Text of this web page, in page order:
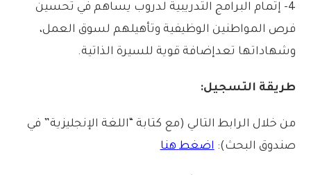
4- إتمام البرامج التدريبية لدروب يساهم في تحسين
فرص المواطنين الوظيفية وتأهيلهم لسوق العمل،
وشهاداتها تعدإضافة قوية للسيرة الذاتية.
طريقة التسجيل:
من خلال الرابط التالي (مع كتابة “اللغة الإنجليزية” في
صندوق البحث): اضغط هنا